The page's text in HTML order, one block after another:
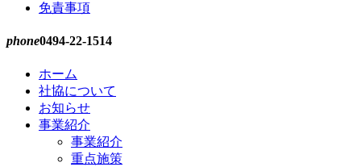
免責事項
phone0494-22-1514
ホーム
社協について
お知らせ
事業紹介
事業紹介
重点施策